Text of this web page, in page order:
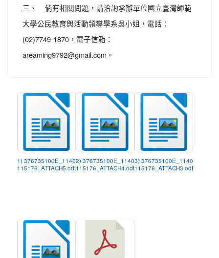
三、 倘有相關問題，請洽詢承辦單位國立臺灣師範
大學公民教育與活動領導學系吳小姐，電話：
(02)7749-1870，電子信箱：
areaming9792@gmail.com。
1) 376735100E_1140
115176_ATTACH5.odt
2) 376735100E_1140
115176_ATTACH4.odt
3) 376735100E_1140
115176_ATTACH3.odt